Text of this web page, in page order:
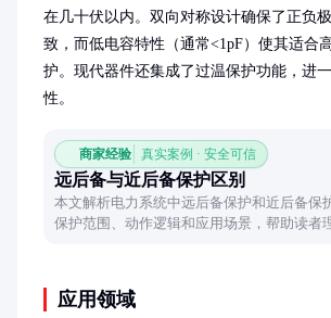
在几十伏以内。双向对称设计确保了正负
致，而低电容特性（通常<1pF）使其适合
护。现代器件还集成了过温保护功能，进
性。
商家经验 真实案例 · 安全可信
远后备与近后备保护区别
本文解析电力系统中远后备保护和近后备保
保护范围、动作逻辑和应用场景，帮助读者
应用领域